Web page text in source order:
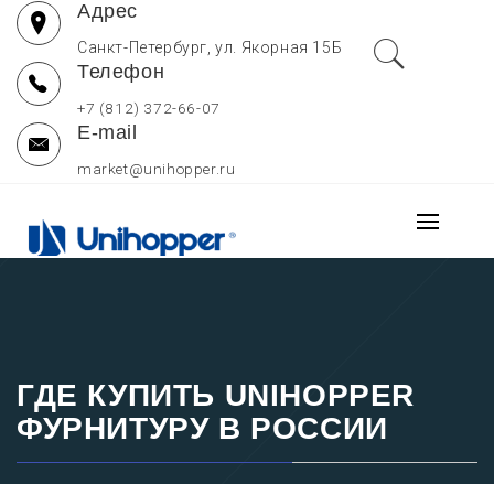
Перейти
содержимому
Адрес
Санкт-Петербург, ул. Якорная 15Б
Телефон
+7 (812) 372-66-07
E-mail
market@unihopper.ru
UNIHOPPER РОССИЯ
МЕБЕЛЬНЫЕ
Основное
меню
ГДЕ КУПИТЬ UNIHOPPER
ФУРНИТУРУ В РОССИИ